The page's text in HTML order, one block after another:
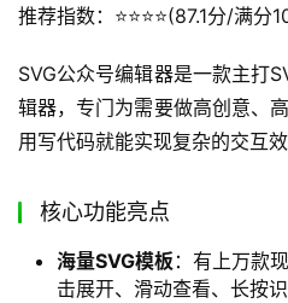
推荐指数：⭐️⭐️⭐️⭐️(87.1分/满分
SVG公众号编辑器是一款主打
辑器，专门为需要做高创意、
用写代码就能实现复杂的交互效
核心功能亮点
海量SVG模板 ：有上万款
击展开、滑动查看、长按